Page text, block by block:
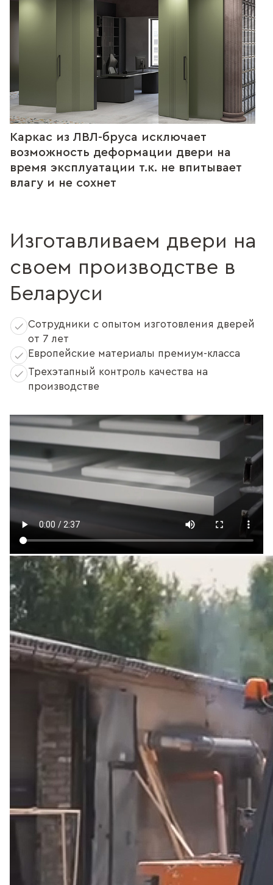
Каркас из ЛВЛ-бруса исключает
возможность деформации двери на
время эксплуатации т.к. не впитывает
влагу и не сохнет
Изготавливаем двери на
своем производстве в
Беларуси
Сотрудники с опытом изготовления дверей
от 7 лет
Европейские материалы премиум-класса
Трехэтапный контроль качества на
производстве